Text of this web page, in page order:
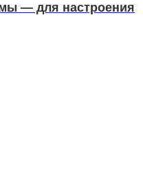
— для настроения